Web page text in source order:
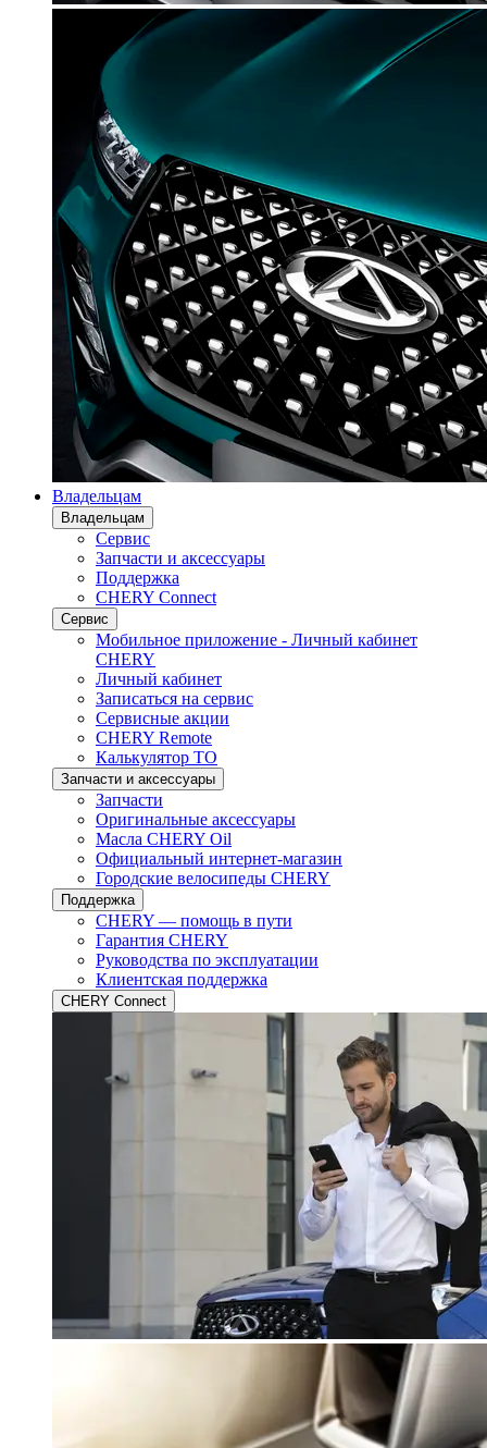
Владельцам
Владельцам
Сервис
Запчасти и аксессуары
Поддержка
CHERY Connect
Сервис
Мобильное приложение - Личный кабинет
CHERY
Личный кабинет
Записаться на сервис
Сервисные акции
CHERY Remote
Калькулятор ТО
Запчасти и аксессуары
Запчасти
Оригинальные аксессуары
Масла CHERY Oil
Официальный интернет-магазин
Городские велосипеды CHERY
Поддержка
CHERY — помощь в пути
Гарантия CHERY
Руководства по эксплуатации
Клиентская поддержка
CHERY Connect